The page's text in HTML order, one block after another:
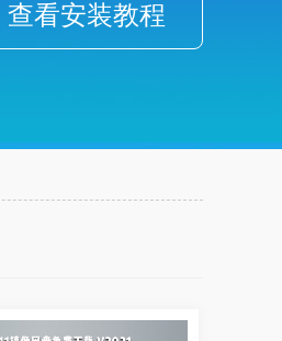
查看安装教程